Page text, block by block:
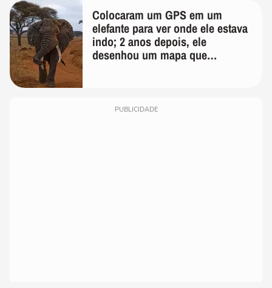
Colocaram um GPS em um
elefante para ver onde ele estava
indo; 2 anos depois, ele
desenhou um mapa que
PUBLICIDADE